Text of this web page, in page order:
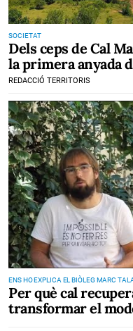
SOCIETAT
Dels ceps de Cal
la primera anyada
REDACCIÓ TERRITORIS
ENS HO EXPLICA EL BIÒLEG MARC
Per què cal
transformar el